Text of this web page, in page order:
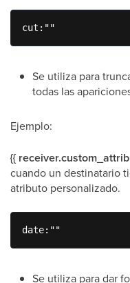
cut:""
Se utiliza para
todas las
Ejemplo:
{{
cuando un destinatario
atributo personalizado.
date:""
Se utiliza para dar